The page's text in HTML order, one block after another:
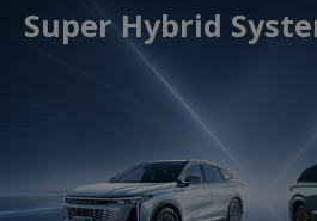
Super Hybrid